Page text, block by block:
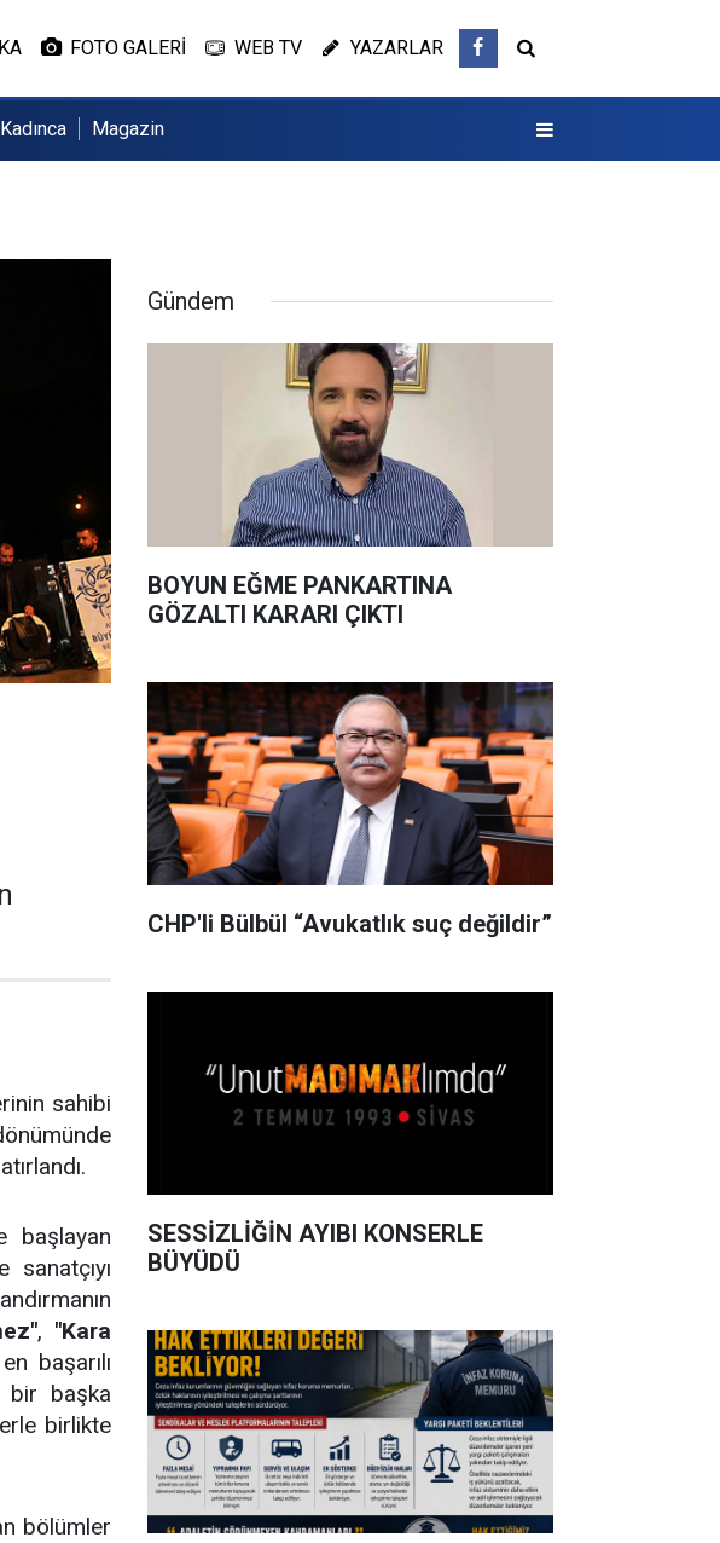
FOTO GALERİ WEB TV YAZARLAR
Kadınca Magazin
sahibi
başlayan
, "Kara
başarılı
bir başka
birlikte
bölümler
Gündem
BOYUN EĞME PANKARTINA
GÖZALTI KARARI ÇIKTI
CHP'li Bülbül “Avukatlık suç değildir”
SESSİZLİĞİN AYIBI KONSERLE
BÜYÜDÜ